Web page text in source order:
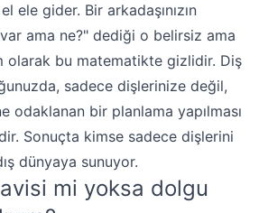
ele gider. Bir arkadaşınızın
ama ne?" dediği o belirsiz ama
olarak bu matematikte gizlidir. Diş
sadece dişlerinize değil,
odaklanan bir planlama yapılması
Sonuçta kimse sadece dişlerini
dünyaya sunuyor.
mi yoksa dolgu